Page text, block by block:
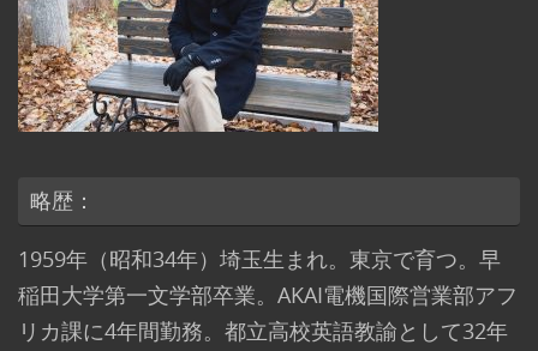
略歴：
1959年（昭和34年）埼玉生まれ。東京で育つ。早
稲田大学第一文学部卒業。AKAI電機国際営業部アフ
リカ課に4年間勤務。都立高校英語教諭として32年